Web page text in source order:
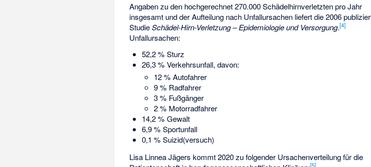
Angaben zu den hochgerechnet 270.000 Schädelhirnverletzten pro Jahr
insgesamt und der Aufteilung nach Unfallursachen liefert die 2006
StudieSchädel-Hirn-Verletzung – Epidemiologie und Versorgung.[4]
Unfallursachen:
52,2 % Sturz
26,3 % Verkehrsunfall, davon:
12 % Autofahrer
9 % Radfahrer
3 % Fußgänger
2 % Motorradfahrer
14,2 % Gewalt
6,9 % Sportunfall
0,1 % Suizid(versuch)
Lisa Linnea Jägers kommt 2020 zu folgender Ursachenverteilung für die
[5]